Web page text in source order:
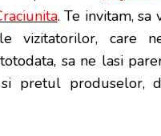
. Te invitam, sa
vizitatorilor, care
sa ne lasi
si pretul produselor,